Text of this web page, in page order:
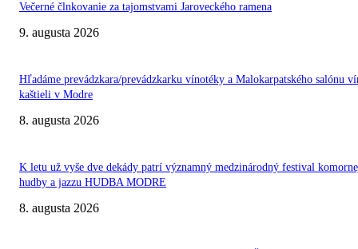
Večerné člnkovanie za tajomstvami Jaroveckého ramena
9. augusta 2026
Hľadáme prevádzkara/prevádzkarku vínotéky a Malokarpatského salónu
kaštieli v Modre
8. augusta 2026
K letu už vyše dve dekády patrí významný medzinárodný festival
hudby a jazzu HUDBA MODRE
8. augusta 2026